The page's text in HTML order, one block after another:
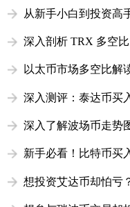
从新手小白到投资高
深入剖析 TRX 多空
以太币市场多空比解
深入测评：泰达币买
深入了解波场币走势
新手必看！比特币买
想投资艾达币却怕亏